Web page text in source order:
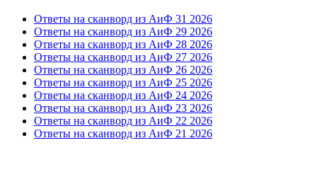
Ответы на сканворд из АиФ 31 2026
Ответы на сканворд из АиФ 29 2026
Ответы на сканворд из АиФ 28 2026
Ответы на сканворд из АиФ 27 2026
Ответы на сканворд из АиФ 26 2026
Ответы на сканворд из АиФ 25 2026
Ответы на сканворд из АиФ 24 2026
Ответы на сканворд из АиФ 23 2026
Ответы на сканворд из АиФ 22 2026
Ответы на сканворд из АиФ 21 2026